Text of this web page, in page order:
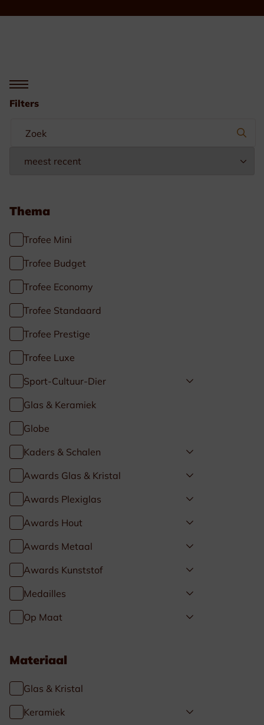
Filters
Thema
Trofee Mini
Trofee Budget
Trofee Economy
Trofee Standaard
Trofee Prestige
Trofee Luxe
Sport-Cultuur-Dier
Glas & Keramiek
Globe
Kaders & Schalen
Awards Glas & Kristal
Awards Plexiglas
Awards Hout
Awards Metaal
Awards Kunststof
Medailles
Op Maat
Materiaal
Glas & Kristal
Keramiek